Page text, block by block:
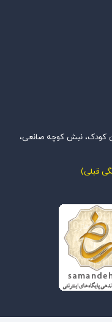
کودک، نبش کوچه صانعی،
قبلی)